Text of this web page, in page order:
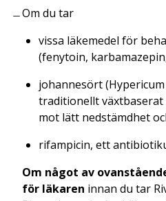
Om du tar
vissa läkemedel för
(fenytoin,
johannesört
traditionellt växtbaserat
mot lätt nedstämdhet
rifampicin, ett
Om något av
för läkaren innan du tar